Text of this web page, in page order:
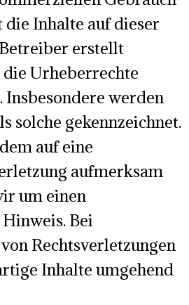
die Inhalte auf dieser
erstellt
Urheberrechte
werden
solche gekennzeichnet.
auf eine
aufmerksam
um einen
Bei
Rechtsverletzungen
Inhalte umgehend